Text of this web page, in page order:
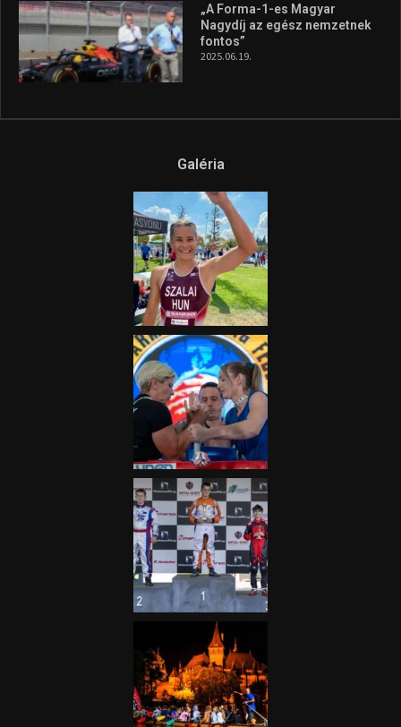
„A Forma-1-es Magyar
Nagydíj az egész nemzetnek
fontos”
2025.06.19.
Galéria